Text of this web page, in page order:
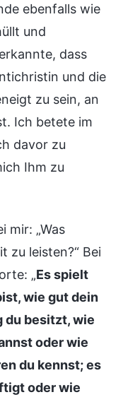
ebenfalls wie
und
dass
und die
zu sein, an
Ich betete im
davor zu
Ihm zu
mir: „Was
zu leisten?“ Bei
„Es spielt
wie gut dein
du besitzt, wie
oder wie
du kennst; es
oder wie